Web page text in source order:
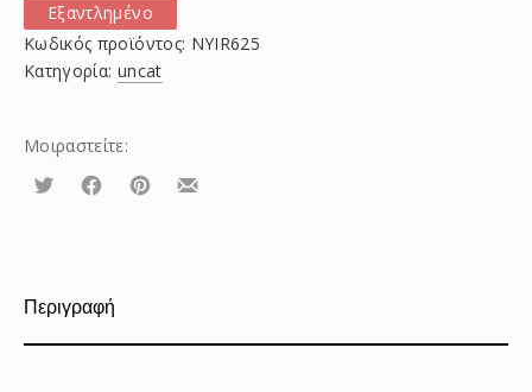
Εξαντλημένο
Κωδικός προϊόντος: NYIR625
Κατηγορία: uncat
Μοιραστείτε:
Τουίτα ΜοιραστείτεΜοιραστείτεΜοιραστείτε
Περιγραφή